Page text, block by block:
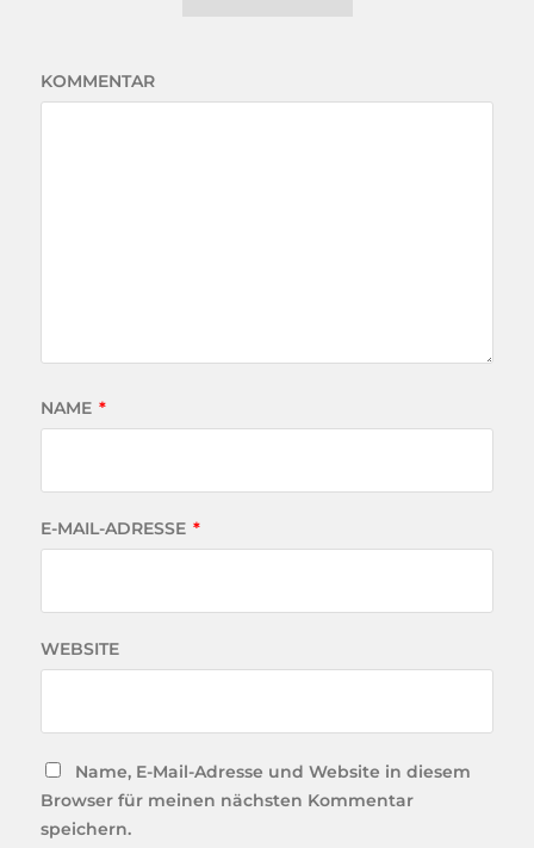
KOMMENTAR
NAME *
E-MAIL-ADRESSE *
WEBSITE
Name, E-Mail-Adresse und Website in diesem
Browser für meinen nächsten Kommentar
speichern.